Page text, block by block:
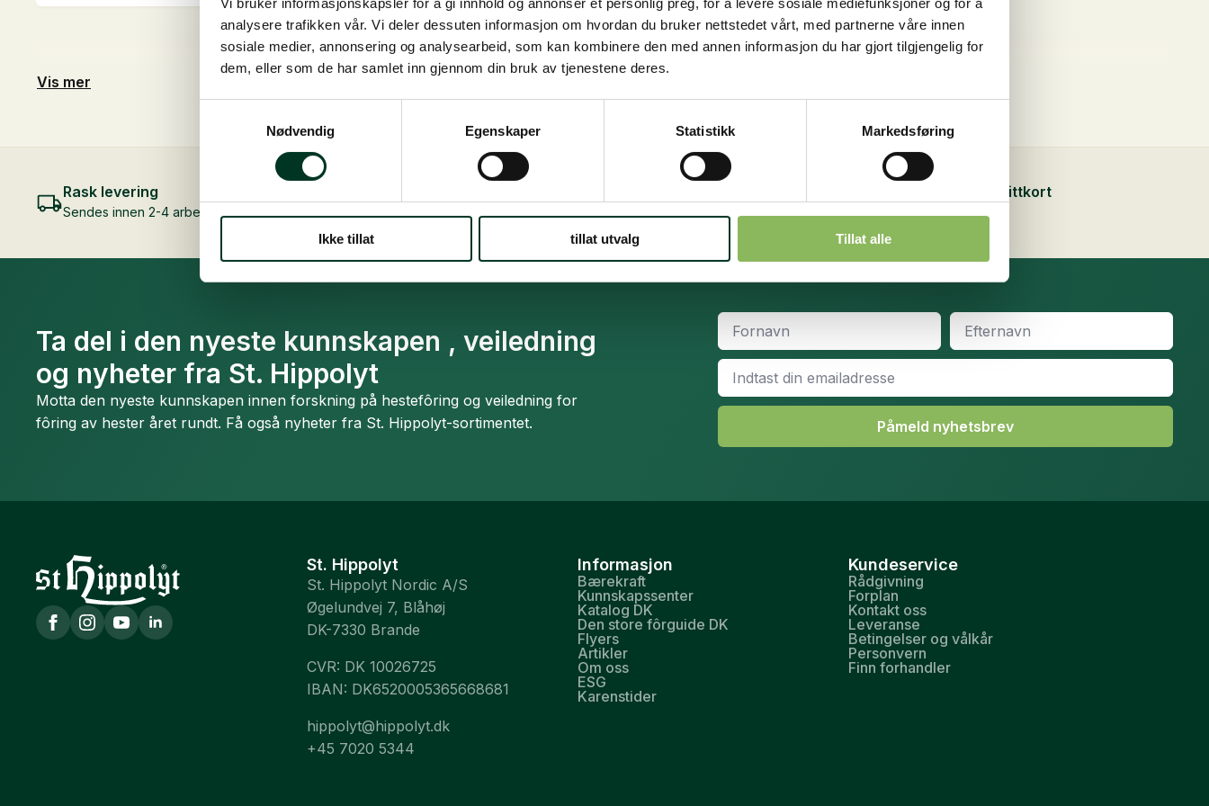
analysere trafikken vår. Vi deler dessuten informasjon om hvordan du bruker nettstedet vårt, med partnerne våre innen
sosiale medier, annonsering og analysearbeid, som kan kombinere den med annen informasjon du har gjort tilgjengelig for
dem, eller som de har samlet inn gjennom din bruk av tjenestene deres.
Nødvendig
Egenskaper Statistikk Markedsføring
Ikke tillat tillat utvalg Tillat alle
20
har
flere
varianter.
Alternativene
kan
produktsiden
antall
Vis mer
Rask levering
Sendes innen 2-4 arbeidsdager
Sikker betaling med kredittkort
Ta del i den nyeste kunnskapen , veiledning
og nyheter fra St. Hippolyt
Motta den nyeste kunnskapen innen forskning på hestefôring og veiledning for
fôring av hester året rundt. Få også nyheter fra St. Hippolyt-sortimentet.
Fornavn
Efternavn
Email
Påmeld nyhetsbrev
St. Hippolyt
St. Hippolyt Nordic A/S
Øgelundvej 7, Blåhøj
DK-7330 Brande
CVR: DK 10026725
IBAN: DK6520005365668681
hippolyt@hippolyt.dk
+45 7020 5344
Informasjon
Bærekraft
Kunnskapssenter
Katalog DK
Den store fôrguide DK
Flyers
Artikler
Om oss
ESG
Karenstider
Kundeservice
Rådgivning
Forplan
Kontakt oss
Leveranse
Betingelser og vålkår
Personvern
Finn forhandler